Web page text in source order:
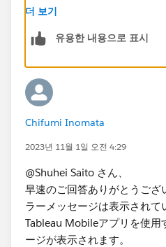
た別の問題・原因があるかも
더 보기
유용한 내용으로 표시
Chifumi Inomata
2023년 11월 1일 오전 4:29
@Shuhei Saito さん、
早速のご回答ありがとうござ
ラーメッセージは表示されて
Tableau Mobileアプリを使用
ージが表示されます。